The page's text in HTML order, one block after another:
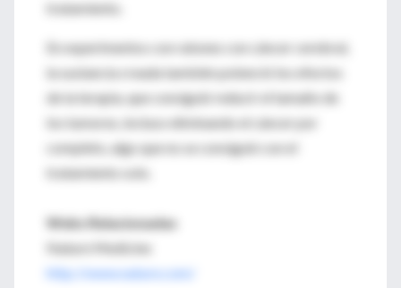
tratamiento.
En experimentos con ratones con cáncer cerebral,
la sustancia creada también potenció los efectos
de la terapia, que consiguió reducir el tamaño de
los tumores, incluso eliminando el cáncer por
completo, algo que no se consiguió con el
tratamiento solo.
Webs Relacionadas
Nature Medicine
http://www.nature.com/